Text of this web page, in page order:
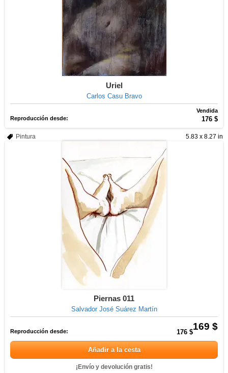
Uriel
Carlos Casu Bravo
Vendida
Reproducción desde:
176 $
5.83 x 8.27 in
Pintura
Piernas 011
Salvador José Suárez Martín
169 $
Reproducción desde: 176 $
Añadir a la cesta
¡Envío y devolución gratis!